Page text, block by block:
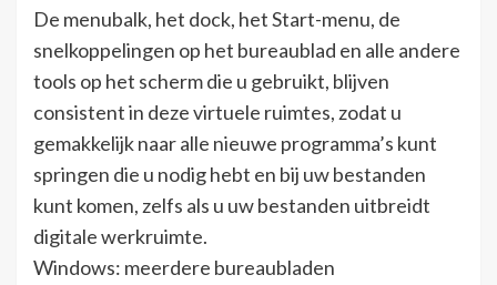
De menubalk, het dock, het Start-menu, de
snelkoppelingen op het bureaublad en alle andere
tools op het scherm die u gebruikt, blijven
consistent in deze virtuele ruimtes, zodat u
gemakkelijk naar alle nieuwe programma’s kunt
springen die u nodig hebt en bij uw bestanden
kunt komen, zelfs als u uw bestanden uitbreidt
digitale werkruimte.
Windows: meerdere bureaubladen